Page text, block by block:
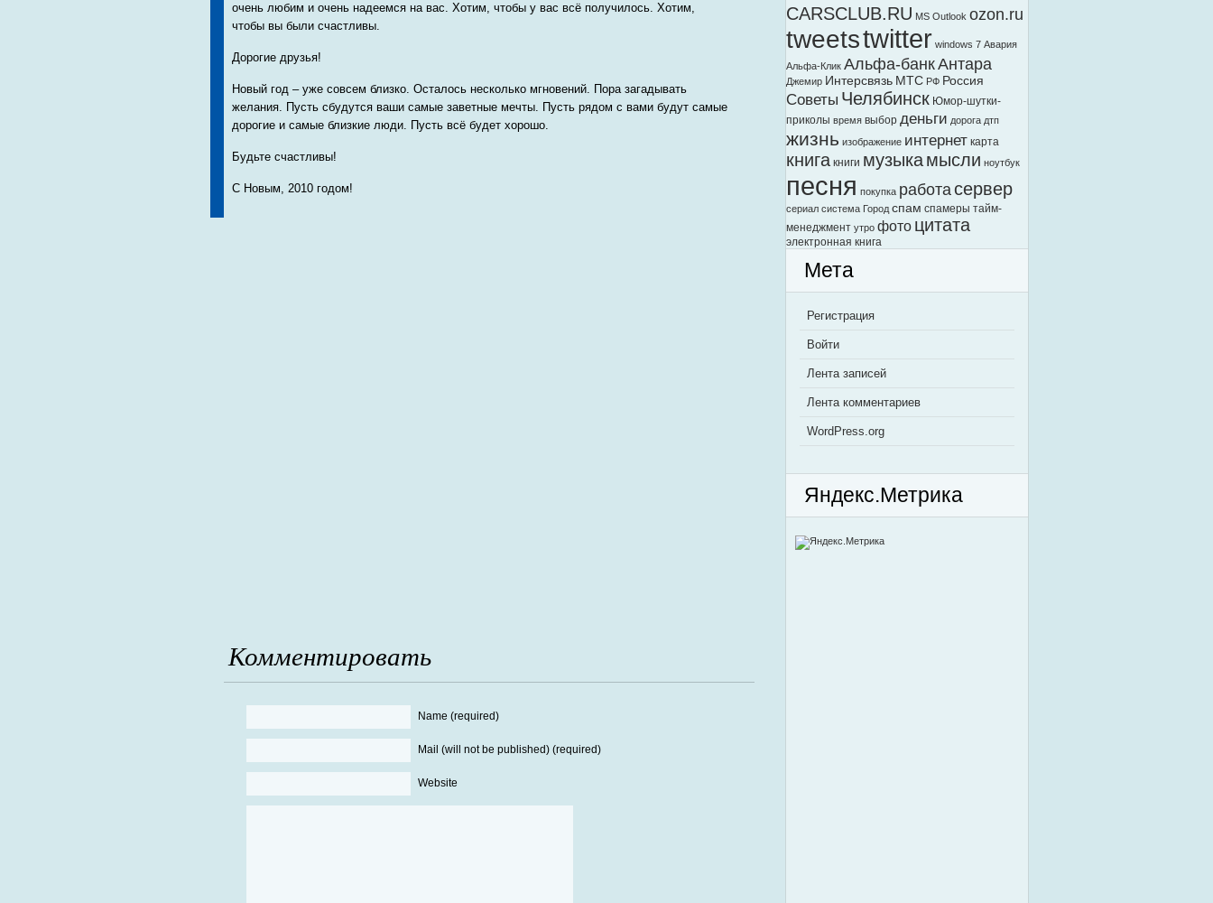
очень любим и очень надеемся на вас. Хотим, чтобы у вас всё получилось. Хотим,
чтобы вы были счастливы.
Дорогие друзья!
Новый год – уже совсем близко. Осталось несколько мгновений. Пора загадывать
желания. Пусть сбудутся ваши самые заветные мечты. Пусть рядом с вами будут самые
дорогие и самые близкие люди. Пусть всё будет хорошо.
Будьте счастливы!
С Новым, 2010 годом!
Комментировать
Name (required)
Mail (will not be published) (required)
Website
CARSCLUB.RU MS Outlook ozon.ru
tweetstwitter windows 7 Авария
Альфа-Клик Альфа-банкАнтара
Джемир Интерсвязь МТС РФ Россия
Советы Челябинск Юмор-шутки-
приколы время выбор деньги дорога дтп
жизнь изображение интернет карта
книга книги музыкамысли ноутбук
песня покупка работасервер
сериал система Город спам спамеры тайм-
менеджмент утро фото цитата
электронная книга
Мета
Регистрация
Войти
Лента записей
Лента комментариев
WordPress.org
Яндекс.Метрика